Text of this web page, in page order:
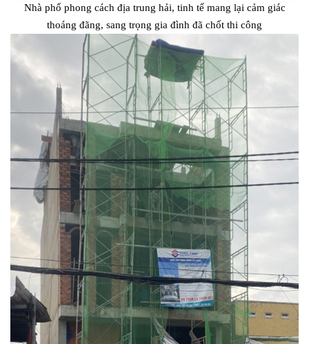
Nhà phố phong cách địa trung hải, tinh tế mang lại cảm giác
thoáng đãng, sang trọng gia đình đã chốt thi công